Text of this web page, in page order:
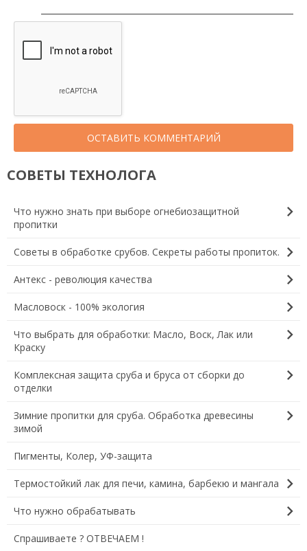
ОСТАВИТЬ КОММЕНТАРИЙ
СОВЕТЫ ТЕХНОЛОГА
Что нужно знать при выборе огнебиозащитной
пропитки
chevron_right
Советы в обработке срубов. Секреты работы пропиток. chevron_right
Антекс - революция качества chevron_right
Масловоск - 100% экология chevron_right
Что выбрать для обработки: Масло, Воск, Лак или
Краску
chevron_right
Комплексная защита сруба и бруса от сборки до
отделки
chevron_right
Зимние пропитки для сруба. Обработка древесины
зимой
chevron_right
Пигменты, Колер, УФ-защита
Термостойкий лак для печи, камина, барбекю и мангала chevron_right
Что нужно обрабатывать chevron_right
Спрашиваете ? ОТВЕЧАЕМ !